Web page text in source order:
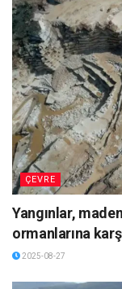
ÇEVRE
Yangınlar,
ormanlarına
2025-08-27